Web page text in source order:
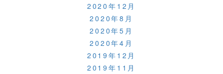
2020年12月
2020年8月
2020年5月
2020年4月
2019年12月
2019年11月